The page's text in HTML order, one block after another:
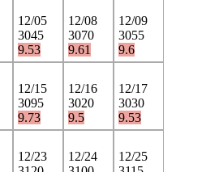
12/05
3045
9.53
12/08
3070
9.61
12/09
3055
9.6
12/15
3095
9.73
12/16
3020
9.5
12/17
3030
9.53
12/23
12/24
12/25